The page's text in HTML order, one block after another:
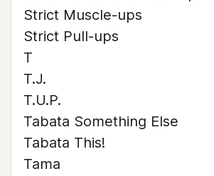
Strict Muscle-ups
Strict Pull-ups
T
T.J.
T.U.P.
Tabata Something Else
Tabata This!
Tama